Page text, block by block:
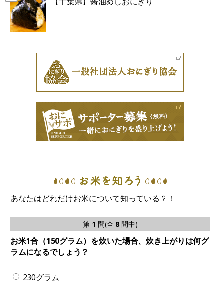
あなたはどれだけお米について知っている？！
第 1 問(全 8問中)
お米1合（150グラム）を炊いた場合、炊き上がりは何グ
ラムになるでしょう？
230グラム